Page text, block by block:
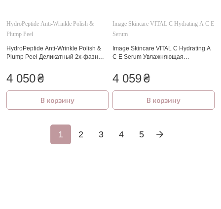
HydroPeptide Anti-Wrinkle Polish &
Plump Peel
HydroPeptide Anti-Wrinkle Polish &
Plump Peel Деликатный 2х-фазный
4 050₴
В корзину
Image Skincare VITAL C Hydrating A C E
Serum
Image Skincare VITAL C Hydrating A
C E Serum Увлажняющая
витаминами А, С, Е
4 059₴
В корзину
1 2 3 4 5